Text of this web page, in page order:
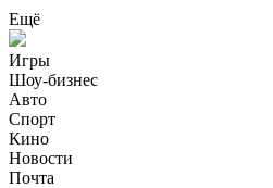
Ещё
Игры
Шоу-бизнес
Авто
Спорт
Кино
Новости
Почта